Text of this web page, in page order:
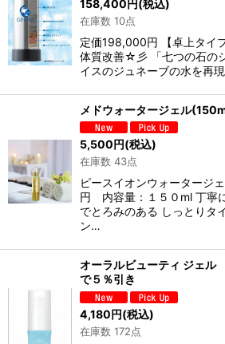
158,400円(税込)
在庫数 10点
定価198,000円 【卓上タイ
体質改善☆彡 「七つの石の
イスのジュネーブの水を再
メドウォータージェル
5,500円(税込)
在庫数 43点
ピースイオンウォータージ
円 内容量：１５０ml 丁寧
でとろみのある しっとりタ
ン…
オーラルビューティ ジェ
で５％引き
4,180円(税込)
在庫数 172点